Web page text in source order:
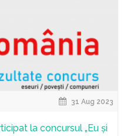
31 Aug 2023
la concursul „Eu și